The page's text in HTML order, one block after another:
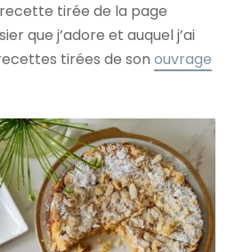
tirée de la page
que j’adore et auquel j’ai
tirées de sonouvrage